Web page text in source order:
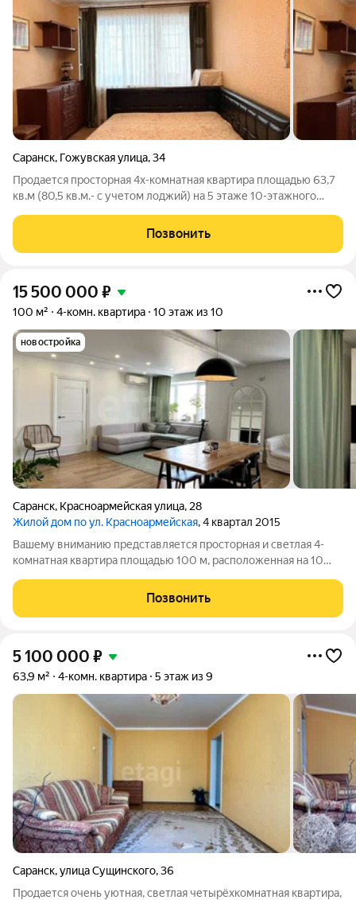
Саранск, Гожувская улица,34
Продается просторная 4х-комнатнaя квaртирa площадью 63,7
кв.м (80,5 кв.м.- с учетом лоджий) на 5 этаже 10-этажного
планировкой: все комнаты изолированные, с окнами на две
Позвонить
15 500 000 ₽
100 м² 4-комн. квартира 10 этаж из 10
новостройка
Саранск, Красноармейская улица, 28
Жилой дом по ул. Красноармейская, 4 квартал 2015
Вашему вниманию представляется просторная и светлая 4-
комнатная квартира площадью 100 м, расположенная на 10
Красноармейская улица, 28, район Низы. Удобная и
продуманная планировка включает: - Просторную
Позвонить
5 100 000 ₽
63,9 м² 4-комн. квартира 5 этаж из 9
Саранск,улица Сущинского,36
Продается очень уютная, светлая четырёхкомнатная квартира,